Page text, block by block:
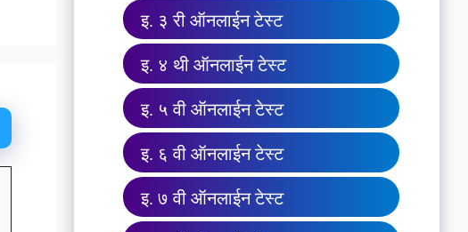
इ. ३ री ऑनलाईन टेस्ट
इ. ४ थी ऑनलाईन टेस्ट
इ. ५ वी ऑनलाईन टेस्ट
इ. ६ वी ऑनलाईन टेस्ट
इ. ७ वी ऑनलाईन टेस्ट